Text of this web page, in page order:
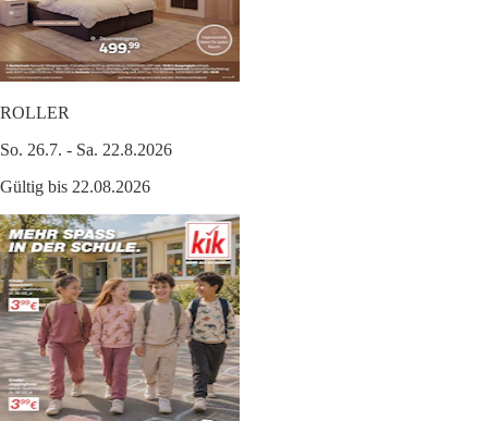
ROLLER
So. 26.7. - Sa. 22.8.2026
Gültig bis 22.08.2026